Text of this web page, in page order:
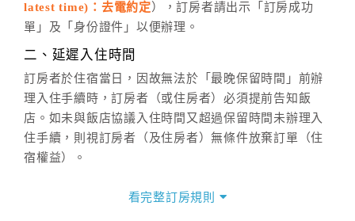
六、聯絡方式
(07)9682715 。
latest time)：去電約定），訂房者請出示「訂房成功
單」及「身份證件」以便辦理。
二、延遲入住時間
訂房者於住宿當日，因故無法於「最晚保留時間」前辦
理入住手續時，訂房者（或住房者）必須提前告知飯
店。如未與飯店協議入住時間又超過保留時間未辦理入
住手續，則視訂房者（及住房者）無條件放棄訂單（住
宿權益）。
看完整訂房規則